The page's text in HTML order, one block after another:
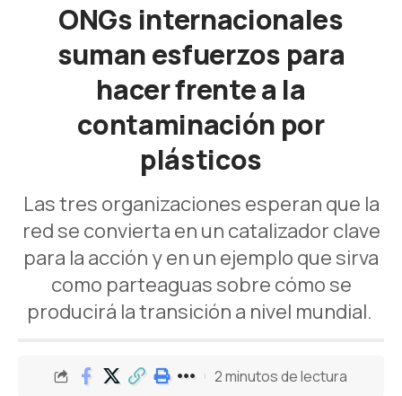
ONGs internacionales
suman esfuerzos para
hacer frente a la
contaminación por
plásticos
Las tres organizaciones esperan que la
red se convierta en un catalizador clave
para la acción y en un ejemplo que sirva
como parteaguas sobre cómo se
producirá la transición a nivel mundial.
2 minutos de lectura